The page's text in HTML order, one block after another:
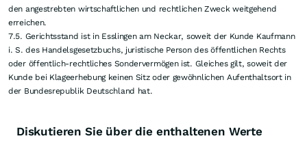
stichprobenartig eingestellte Inhalte zu überprüfen, ohne hierfür die
Verantwortung für diese Inhalte zu übernehmen.
4.9. Mit der Einstellung von Inhalten räumt der Nutzer AXINO und den mit
ihr verbundenen Unternehmen unentgeltlich das Recht ein, die Inhalte
zeitlich unbegrenzt zu speichern, zu verbreiten, zu veröffentlichen,
öffentlich zugänglich zu machen, zum Download anzubieten und in Online-
und Printmedien des AXINO und verbundener Unternehmen zu nutzen.
Nutzungsrechte an den eingestellten Inhalten berechtigt zu sein und stellt